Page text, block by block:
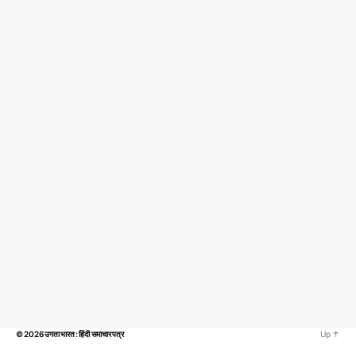
© 2026उगता भारत : हिंदी समाचार पत्र Up ↑